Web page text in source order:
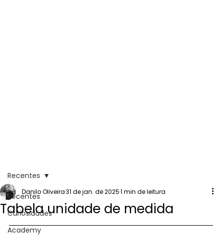
Recentes
Curiosidades
Academy
Recentes
Tabela unidade de medida
Danilo Oliveira31 de jan. de 20251 min de leitura